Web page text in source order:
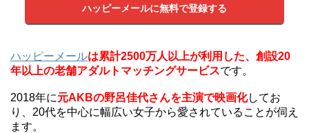
ハッピーメールに無料で登録する
ハッピーメールは累計2500万人以上が利用した、創設20
年以上の老舗アダルトマッチングサービスです。
2018年に元AKBの野呂佳代さんを主演で映画化してお
り、20代を中心に幅広い女子から愛されていることが伺え
ます。